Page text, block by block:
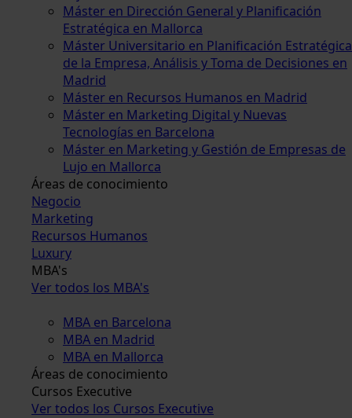
Máster en Dirección General y Planificación
Estratégica en Mallorca
Máster Universitario en Planificación Estratégica
de la Empresa, Análisis y Toma de Decisiones en
Madrid
Máster en Recursos Humanos en Madrid
Máster en Marketing Digital y Nuevas
Tecnologías en Barcelona
Máster en Marketing y Gestión de Empresas de
Lujo en Mallorca
Áreas de conocimiento
Negocio
Marketing
Recursos Humanos
Luxury
MBA's
Ver todos los MBA's
MBA en Barcelona
MBA en Madrid
MBA en Mallorca
Áreas de conocimiento
Cursos Executive
Ver todos los Cursos Executive